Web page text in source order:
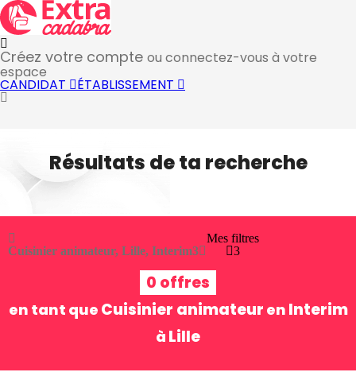
Créez votre compte ou connectez-vous à votre
espace
CANDIDAT ÉTABLISSEMENT
Résultats de ta recherche
Cuisinier animateur, Lille, Interim3
Mes filtres
3
0 offres
en tant que Cuisinier animateur en Interim
à Lille